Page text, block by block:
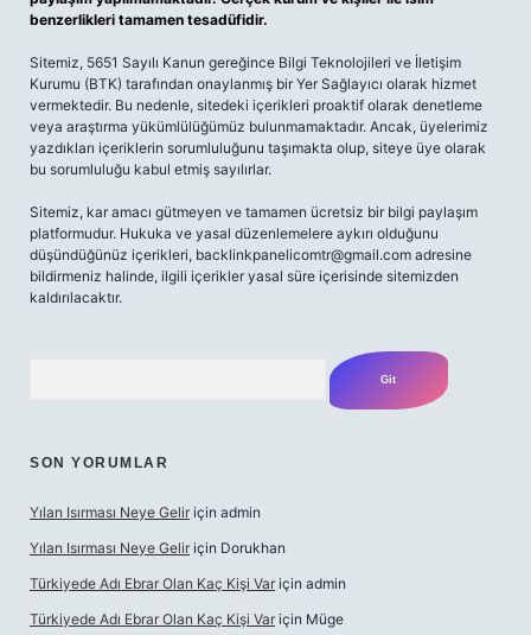
benzerlikleri tamamen tesadüfidir.
Sitemiz, 5651 Sayılı Kanun gereğince Bilgi Teknolojileri ve İletişim
Kurumu (BTK) tarafından onaylanmış bir Yer Sağlayıcı olarak hizmet
vermektedir. Bu nedenle, sitedeki içerikleri proaktif olarak denetleme
veya araştırma yükümlülüğümüz bulunmamaktadır. Ancak, üyelerimiz
yazdıkları içeriklerin sorumluluğunu taşımakta olup, siteye üye olarak
bu sorumluluğu kabul etmiş sayılırlar.
Sitemiz, kar amacı gütmeyen ve tamamen ücretsiz bir bilgi paylaşım
platformudur. Hukuka ve yasal düzenlemelere aykırı olduğunu
düşündüğünüz içerikleri, backlinkpanelicomtr@gmail.com adresine
bildirmeniz halinde, ilgili içerikler yasal süre içerisinde sitemizden
kaldırılacaktır.
SON YORUMLAR
Yılan Isırması Neye Gelir için admin
Yılan Isırması Neye Gelir için Dorukhan
Türkiyede Adı Ebrar Olan Kaç Kişi Var için admin
Türkiyede Adı Ebrar Olan Kaç Kişi Var için Müge